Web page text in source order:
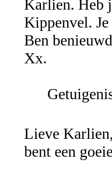
Karlien. Heb
Kippenvel.
Ben
Xx.
Lieve
bent een